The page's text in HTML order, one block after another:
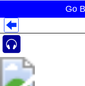
Go
Despliegues
Despliegues
Despliegues por